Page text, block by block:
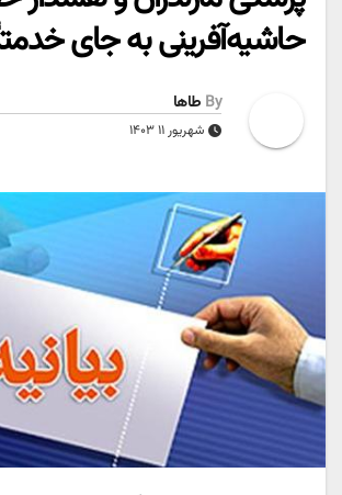
حاشیه‌آفرینی به جای
By طاها
شهریور ۱۱ ۱۴۰۳